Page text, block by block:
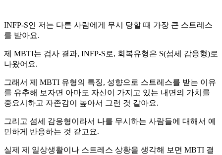
INFP-S인 저는 다른 사람에게 무시 당할 때 가장 큰 스트레스
를 받아요.
제 MBTI는 검사 결과, INFP-S로, 회복유형은 S(섬세 감응형)로
나왔어요.
그래서 제 MBTI 유형의 특징, 성향으로 스트레스를 받는 이유
를 유추해 보자면 아마도 자신이 가지고 있는 내면의 가치를
중요시하고 자존감이 높아서 그런 것 같아요.
그리고 섬세 감응형이라서 나를 무시하는 사람들에 대해서 예
민하게 반응하는 것 같고요.
실제 제 일상생활이나 스트레스 상황을 생각해 보면 MBTI 결